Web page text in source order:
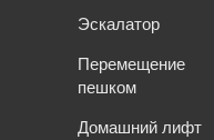
Эскалатор
Перемещение
пешком
Домашний лифт